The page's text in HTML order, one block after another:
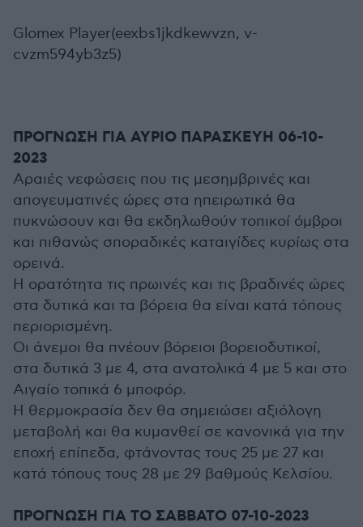
Glomex Player(eexbs1jkdkewvzn, v-
cvzm594yb3z5)
ΠΡΟΓΝΩΣΗ ΓΙΑ ΑΥΡΙΟ ΠΑΡΑΣΚΕΥΗ 06-10-
2023
Αραιές νεφώσεις που τις μεσημβρινές και
απογευματινές ώρες στα ηπειρωτικά θα
πυκνώσουν και θα εκδηλωθούν τοπικοί όμβροι
και πιθανώς σποραδικές καταιγίδες κυρίως στα
ορεινά.
Η ορατότητα τις πρωινές και τις βραδινές ώρες
στα δυτικά και τα βόρεια θα είναι κατά τόπους
περιορισμένη.
Οι άνεμοι θα πνέουν βόρειοι βορειοδυτικοί,
στα δυτικά 3 με 4, στα ανατολικά 4 με 5 και στο
Αιγαίο τοπικά 6 μποφόρ.
Η θερμοκρασία δεν θα σημειώσει αξιόλογη
μεταβολή και θα κυμανθεί σε κανονικά για την
εποχή επίπεδα, φτάνοντας τους 25 με 27 και
κατά τόπους τους 28 με 29 βαθμούς Κελσίου.
ΠΡΟΓΝΩΣΗ ΓΙΑ ΤO ΣΑΒΒΑΤΟ 07-10-2023